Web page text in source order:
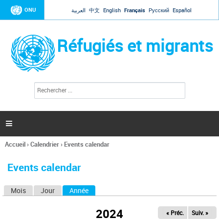
Jump to navigation
ONU العربية 中文 English Français Русский Español
Réfugiés et migrants
l
c
h
e

Vous
ici
Accueil›Calendrier› Events calendar
Events calendar
Mois Jour Année
2024 « Préc. Suiv. »